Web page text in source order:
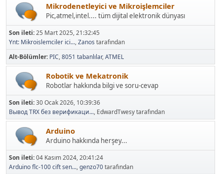
Mikrodenetleyici ve Mikroişlemciler
Pic,atmel,intel.... tüm dijital elektronik dünyası
Son ileti:25 Mart 2025, 21:32:45
Ynt: Mikroislemciler ici...,Zanos tarafından
Alt-Bölümler PIC 8051 tabanlılar ATMEL
Robotik ve Mekatronik
Robotlar hakkında bilgi ve soru-cevap
Son ileti:30 Ocak 2026, 10:39:36
Вывод TRX без верификаци..., EdwardTwesy tarafından
Arduino
Arduino hakkında herşey...
Son ileti:04 Kasım 2024, 20:41:24
Arduino flc-100 cift sen...,genzo70tarafından